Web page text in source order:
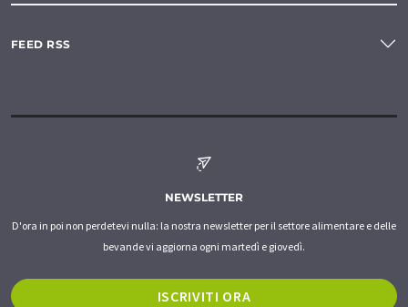
FEED RSS
NEWSLETTER
D'ora in poi non perdetevi nulla: la nostra newsletter per il settore alimentare e delle
bevande vi aggiorna ogni martedì e giovedì.
ISCRIVITI ORA